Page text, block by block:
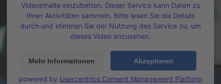
Videoinhalte einzubetten. Dieser Service kann Daten zu
Ihren Aktivitäten sammeln. Bitte lesen Sie die Details
durch und stimmen Sie der Nutzung des Service zu, um
dieses Video anzusehen.
Mehr Informationen Akzeptieren
powered by Usercentrics Consent Management Platform